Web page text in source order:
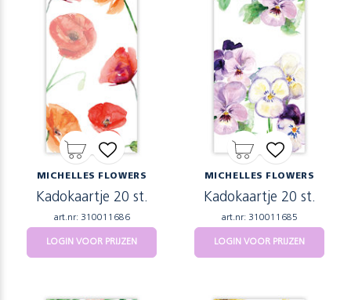
MICHELLES FLOWERS
Kadokaartje 20 st.
art.nr: 310011686
LOGIN VOOR PRIJZEN
MICHELLES FLOWERS
Kadokaartje 20 st.
art.nr: 310011685
LOGIN VOOR PRIJZEN